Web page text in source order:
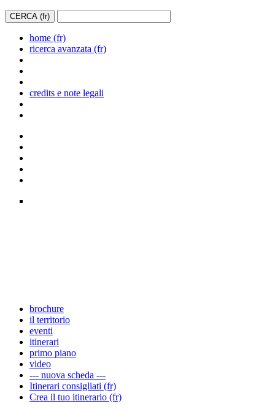
home (fr)
ricerca avanzata (fr)
credits e note legali
brochure
il territorio
eventi
itinerari
primo piano
video
--- nuova scheda ---
Itinerari consigliati (fr)
Crea il tuo itinerario (fr)